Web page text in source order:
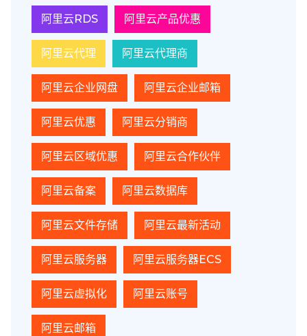
阿里云RDS 阿里云产品优惠
阿里云代理 阿里云代理商
阿里云企业网盘 阿里云企业邮箱
阿里云优惠 阿里云分销商
阿里云区域优惠 阿里云合作伙伴
阿里云备案 阿里云数据库
阿里云文件存储 阿里云最新活动
阿里云服务器 阿里云服务器ECS
阿里云虚拟化 阿里云账号
阿里云邮箱